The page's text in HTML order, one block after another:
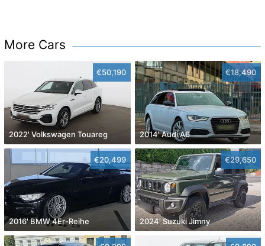
More Cars
€50,190
2022' Volkswagen Touareg
€18,490
2014' Audi A6
€20,499
2016' BMW 4Er-Reihe
€29,650
2024' Suzuki Jimny